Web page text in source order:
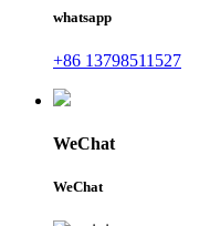
whatsapp
+86 13798511527
WeChat
WeChat